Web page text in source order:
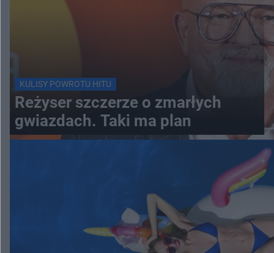
KULISY POWROTU HITU
Reżyser szczerze o zmarłych
gwiazdach. Taki ma plan